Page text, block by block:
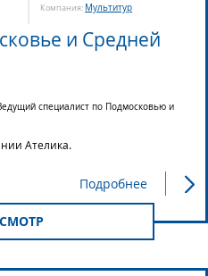
Компания: Мультитур
и Средней
специалист по Подмосковью и
Ателика.
Подробнее